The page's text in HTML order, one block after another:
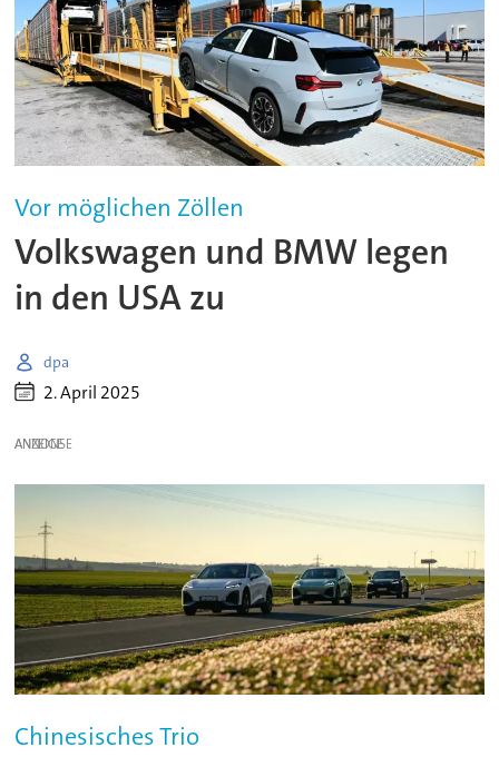
Vor möglichen Zöllen
Volkswagen und BMW legen
in den USA zu
dpa
2. April 2025
ANZEIGE
Chinesisches Trio